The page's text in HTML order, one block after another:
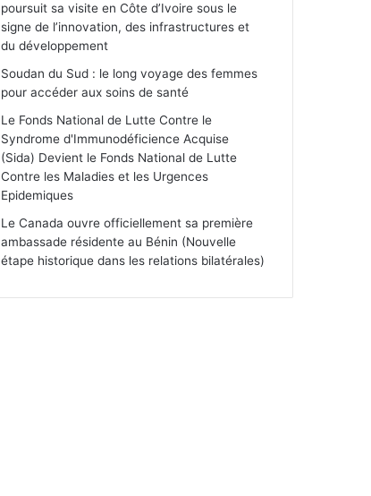
poursuit sa visite en Côte d’Ivoire sous le
signe de l’innovation, des infrastructures et
du développement
Soudan du Sud : le long voyage des femmes
pour accéder aux soins de santé
Le Fonds National de Lutte Contre le
Syndrome d'Immunodéficience Acquise
(Sida) Devient le Fonds National de Lutte
Contre les Maladies et les Urgences
Epidemiques
Le Canada ouvre officiellement sa première
ambassade résidente au Bénin (Nouvelle
étape historique dans les relations bilatérales)